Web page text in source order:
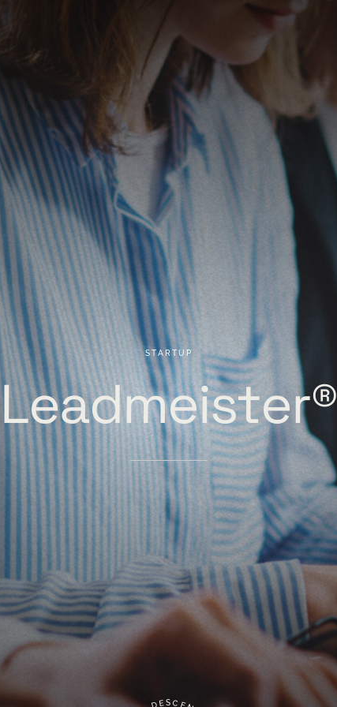
STARTUP
Leadmeister®
DES C E